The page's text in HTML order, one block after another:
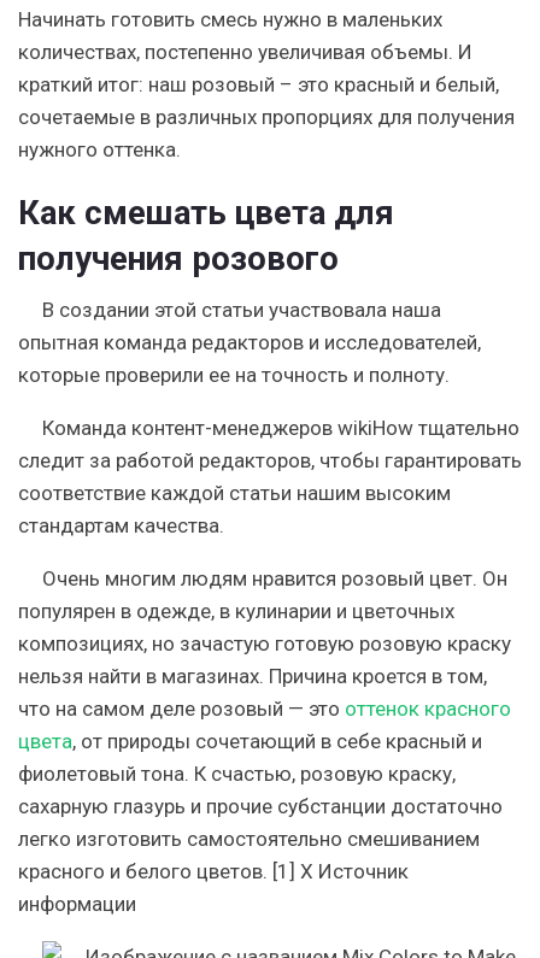
Начинать готовить смесь нужно в маленьких
количествах, постепенно увеличивая объемы. И
краткий итог: наш розовый – это красный и белый,
сочетаемые в различных пропорциях для получения
нужного оттенка.
Как смешать цвета для
получения розового
В создании этой статьи участвовала наша
опытная команда редакторов и исследователей,
которые проверили ее на точность и полноту.
Команда контент-менеджеров wikiHow тщательно
следит за работой редакторов, чтобы гарантировать
соответствие каждой статьи нашим высоким
стандартам качества.
Очень многим людям нравится розовый цвет. Он
популярен в одежде, в кулинарии и цветочных
композициях, но зачастую готовую розовую краску
нельзя найти в магазинах. Причина кроется в том,
что на самом деле розовый — это оттенок красного
цвета, от природы сочетающий в себе красный и
фиолетовый тона. К счастью, розовую краску,
сахарную глазурь и прочие субстанции достаточно
легко изготовить самостоятельно смешиванием
красного и белого цветов. [1] X Источник
информации